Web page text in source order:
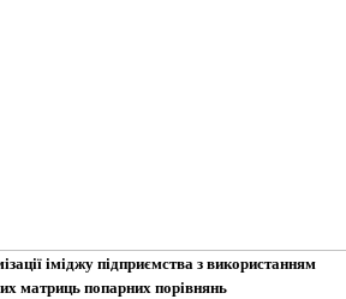
іміджу підприємства з використанням
матриць попарних порівнянь